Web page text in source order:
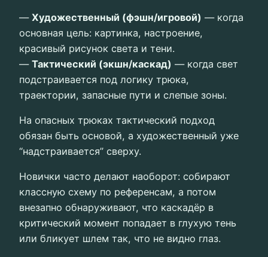
— Художественный (фэшн/игровой) — когда
основная цель: картинка, настроение,
красивый рисунок света и тени.
— Тактический (экшн/каскад) — когда свет
подстраивается под логику трюка,
траектории, запасные пути и слепые зоны.
На опасных трюках тактический подход
обязан быть основой, а художественный уже
“надстраивается” сверху.
Новички часто делают наоборот: собирают
классную схему по референсам, а потом
внезапно обнаруживают, что каскадёр в
критический момент попадает в глухую тень
или бликует шлем так, что не видно глаз.